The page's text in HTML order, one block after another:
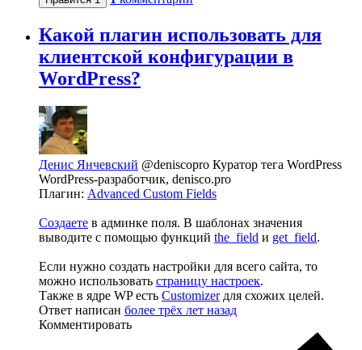
Какой плагин использовать для
клиентской конфигурации в
WordPress?
Денис Янчевский @deniscopro Куратор тега WordPress
WordPress-разработчик, denisco.pro
Плагин: Advanced Custom Fields
Создаете в админке поля. В шаблонах значения
выводите с помощью функций the_field и get_field.
Если нужно создать настройки для всего сайта, то
можно использовать страницу настроек.
Также в ядре WP есть Customizerдля схожих целей.
Ответ написан более трёх лет назад
Комментировать